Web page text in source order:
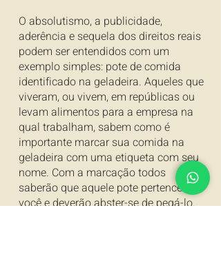
O absolutismo, a publicidade,
aderência e sequela dos direitos reais
podem ser entendidos com um
exemplo simples: pote de comida
identificado na geladeira. Aqueles que
viveram, ou vivem, em repúblicas ou
levam alimentos para a empresa na
qual trabalham, sabem como é
importante marcar sua comida na
geladeira com uma etiqueta com seu
nome. Com a marcação todos
saberão que aquele pote pertence a
você e deverão abster-se de pegá-lo.